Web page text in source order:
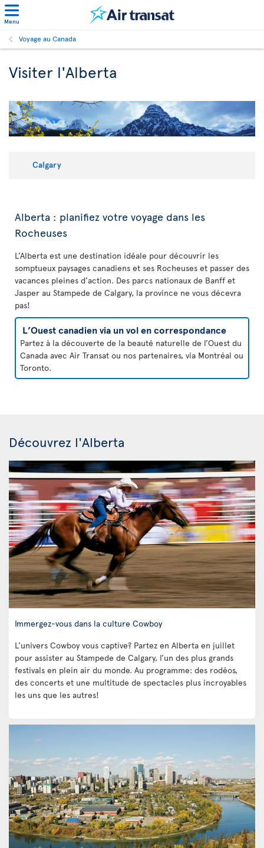
Menu
Voyage au Canada
Visiter l'Alberta
Calgary
Alberta : planifiez votre voyage dans les
Rocheuses
L’Alberta est une destination idéale pour découvrir les
somptueux paysages canadiens et ses Rocheuses et passer des
vacances pleines d’action. Des parcs nationaux de Banff et
Jasper au Stampede de Calgary, la province ne vous décevra
pas!
L’Ouest canadien via un vol en correspondance
Partez à la découverte de la beauté naturelle de l’Ouest du
Canada avec Air Transat ou nos partenaires, via Montréal ou
Toronto.
Découvrez l'Alberta
Immergez-vous dans la culture Cowboy
L’univers Cowboy vous captive? Partez en Alberta en juillet
pour assister au Stampede de Calgary, l’un des plus grands
festivals en plein air du monde. Au programme: des rodéos,
des concerts et une multitude de spectacles plus incroyables
les uns que les autres!